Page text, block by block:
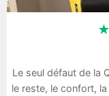
★
Le seul défaut de la
le reste, le confort,